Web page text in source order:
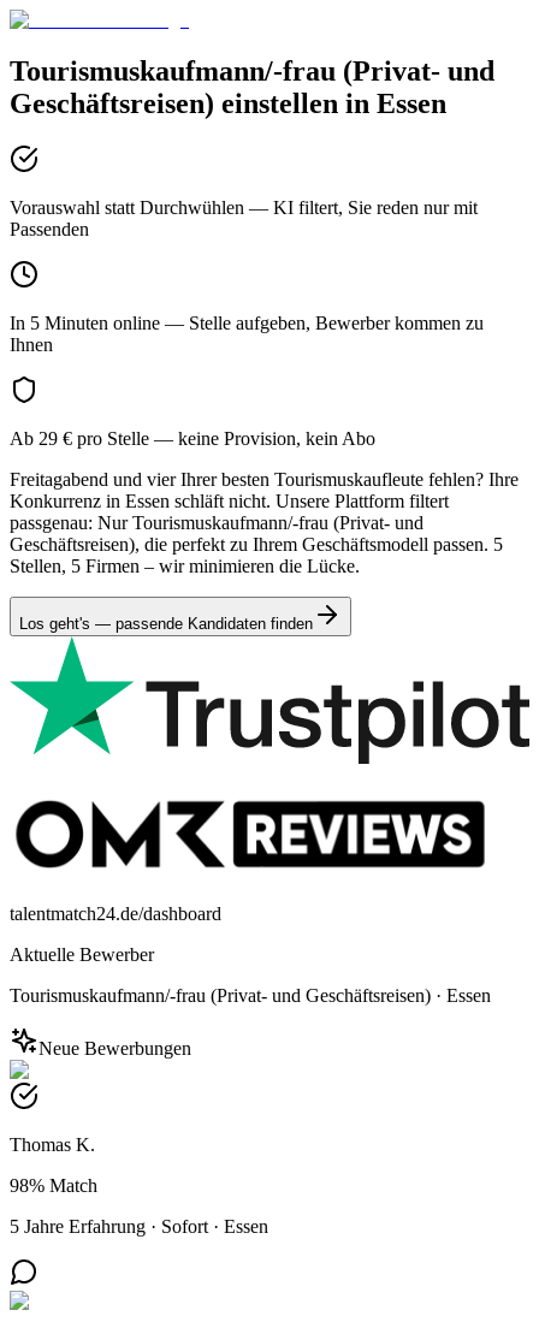
Tourismuskaufmann/-frau (Privat- und
Geschäftsreisen) einstellen in Essen
Vorauswahl statt Durchwühlen — KI filtert, Sie reden nur mit
Passenden
In 5 Minuten online — Stelle aufgeben, Bewerber kommen zu
Ihnen
Ab 29 € pro Stelle — keine Provision, kein Abo
Freitagabend und vier Ihrer besten Tourismuskaufleute fehlen? Ihre
Konkurrenz in Essen schläft nicht. Unsere Plattform filtert
passgenau: Nur Tourismuskaufmann/-frau (Privat- und
Geschäftsreisen), die perfekt zu Ihrem Geschäftsmodell passen. 5
Stellen, 5 Firmen – wir minimieren die Lücke.
Los geht's — passende Kandidaten finden
talentmatch24.de/dashboard
Aktuelle Bewerber
Tourismuskaufmann/-frau (Privat- und Geschäftsreisen) · Essen
Neue Bewerbungen
Thomas K.
98% Match
5 Jahre Erfahrung · Sofort · Essen